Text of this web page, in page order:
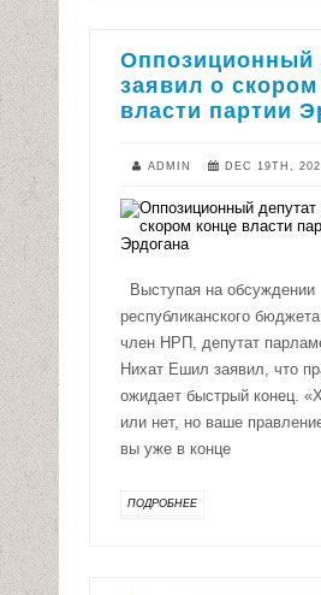
Оппозиционный
заявил о скором
власти партии
ADMIN DEC 19TH,
Выступая на обсуждении
республиканского
член НРП, депутат
Нихат Ешил заявил, что
ожидает быстрый конец.
или нет, но ваше
вы уже в конце
ПОДРОБНЕЕ